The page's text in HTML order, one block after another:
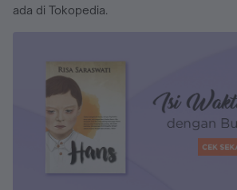
ada di Tokopedia.